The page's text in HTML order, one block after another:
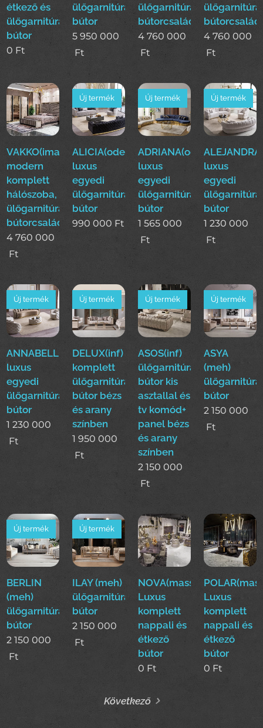
étkező és
ülőgarnitúra
bútor
0 Ft
ülőgarnitúra
bútor
5 950 000
Ft
ülőgarnitúra,étkező
bútorcsalád!
4 760 000
Ft
bútorcsalád!
4 760 000
Ft
VAKKO(ima)Luxus
modern
komplett
hálószoba,
ülőgarnitúra,étkező
bútorcsalád!
4 760 000
Ft
ALICIA(ode)
luxus
egyedi
ülőgarnitúra
bútor
Új termék
990 000 Ft
ADRIANA(ode)
luxus
egyedi
ülőgarnitúra
bútor
Új termék
1 565 000
Ft
luxus
egyedi
ülőgarnitúra
bútor
Új termék
1 230 000
Ft
ANNABELLE(ode)
luxus
egyedi
ülőgarnitúra
bútor
Új termék
1 230 000
Ft
DELUX(inf)
komplett
ülőgarnitúra
bútor bézs
és arany
színben
Új termék
1 950 000
Ft
ASOS(inf)
ülőgarnitúra
bútor kis
asztallal és
tv komód+
panel bézs
és arany
színben
Új termék
2 150 000
Ft
ASYA
(meh)
ülőgarnitúra
bútor
Új termék
2 150 000
Ft
BERLIN
(meh)
ülőgarnitúra
bútor
Új termék
2 150 000
Ft
ILAY (meh)
ülőgarnitúra
bútor
Új termék
2 150 000
Ft
NOVA(mass)
Luxus
komplett
nappali és
étkező
bútor
0 Ft
Luxus
komplett
nappali és
étkező
bútor
0 Ft
Következő